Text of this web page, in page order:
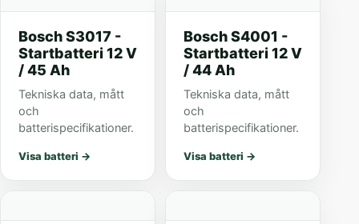
Bosch S3017 -
Startbatteri 12 V
/ 45 Ah
Tekniska data, mått
och
batterispecifikationer.
Visa batteri →
Bosch S4001 -
Startbatteri 12 V
/ 44 Ah
Tekniska data, mått
och
batterispecifikationer.
Visa batteri →